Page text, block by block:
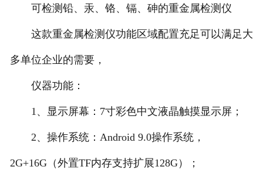
联系我们
English
可检测铅、汞、铬、镉、砷的重金属检测仪
这款重金属检测仪功能区域配置充足可以满足大
多单位企业的需要，
仪器功能：
1、显示屏幕：7寸彩色中文液晶触摸显示屏；
2、操作系统：Android 9.0操作系统，
2G+16G（外置TF内存支持扩展128G）；